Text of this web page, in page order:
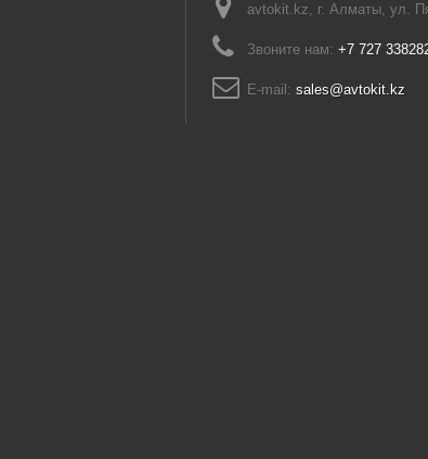
avtokit.kz, г. Алматы, ул.
Звоните нам: +7 727
E-mail: sales@avtokit.kz